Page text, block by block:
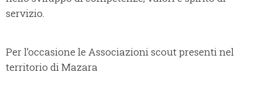
servizio.
Per l’occasione le Associazioni scout presenti nel
territorio di Mazara